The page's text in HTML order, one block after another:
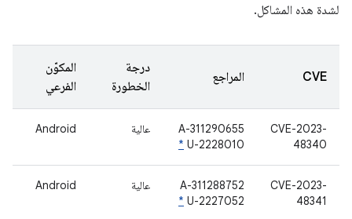
لشدة هذه المشاكل.
CVE المراجع
درجة
الخطورة
المكوّن
الفرعي
CVE-2023-
48340
A-311290655
U-2228010
*
عالية Android
CVE-2023-
48341
A-311288752
U-2227052
*
عالية Android